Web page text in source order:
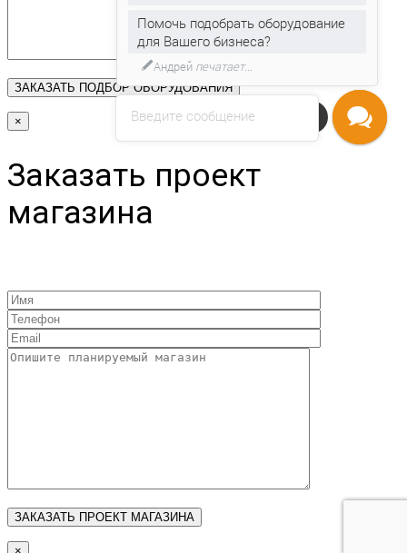
×
Заказать проект
магазина
Напишите нам
Введите сообщение
Помочь подобрать оборудование
для Вашего бизнеса?
Андрейпечатает...